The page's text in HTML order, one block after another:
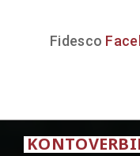
Fidesco